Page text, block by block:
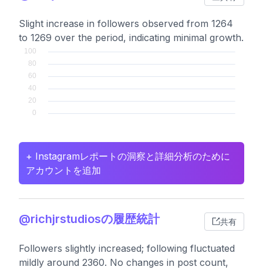
Slight increase in followers observed from 1264
to 1269 over the period, indicating minimal growth.
+ Instagramレポートの洞察と詳細分析のために
アカウントを追加
@richjrstudiosの履歴統計 共有
Followers slightly increased; following fluctuated
mildly around 2360. No changes in post count,